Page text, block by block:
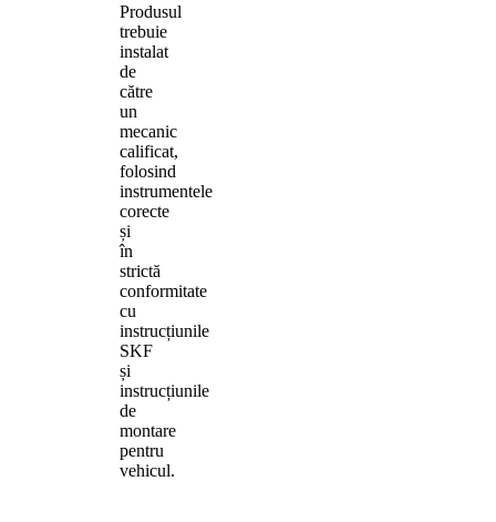
Produsul
trebuie
instalat
de
către
un
mecanic
calificat,
folosind
instrumentele
corecte
și
în
strictă
conformitate
cu
instrucțiunile
SKF
și
instrucțiunile
de
montare
pentru
vehicul.